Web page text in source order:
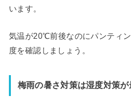
います。
気温が20℃前後なのにパンティ
度を確認しましょう。
梅雨の暑さ対策は湿度対策が